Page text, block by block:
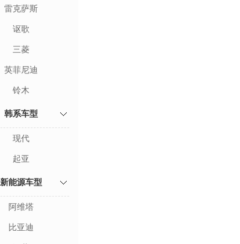
雷克萨斯
讴歌
三菱
英菲尼迪
铃木
韩系车型
现代
起亚
新能源车型
阿维塔
比亚迪